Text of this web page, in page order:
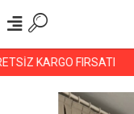
KARGO FIRSATI